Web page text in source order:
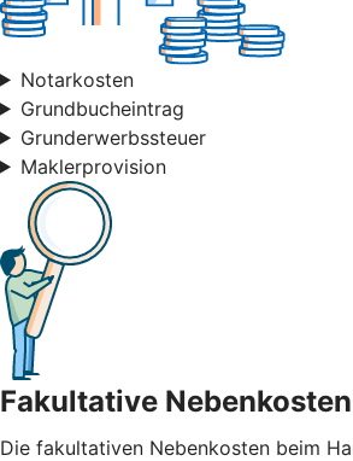
Notarkosten
Grundbucheintrag
Grunderwerbssteuer
Maklerprovision
Fakultative Nebenkosten
Die fakultativen Nebenkosten beim